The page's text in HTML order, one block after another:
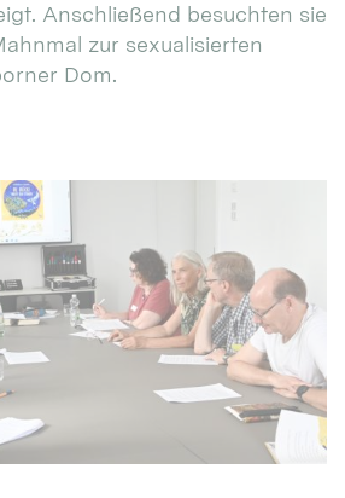
Anschließend besuchten sie
zur sexualisierten
Dom.